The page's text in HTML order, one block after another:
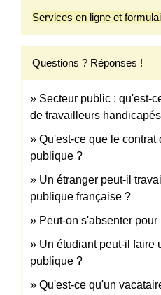
Services en ligne et
Questions ? Réponses !
Secteur public : qu'est-
de travailleurs
Qu'est-ce que le contrat
publique ?
Un étranger peut-il
publique française ?
Peut-on s'absenter
Un étudiant peut-il faire
publique ?
Qu'est-ce qu'un